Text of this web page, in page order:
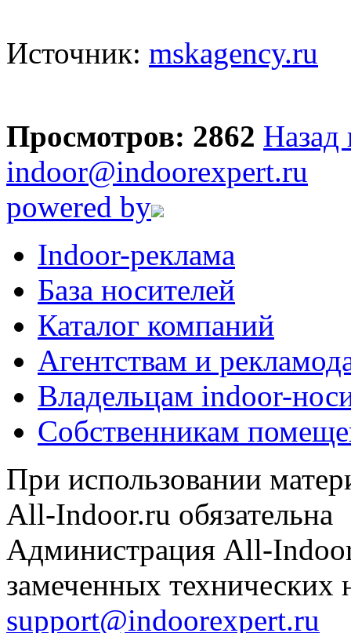
Источник: mskagency.ru
Просмотров: 2862 Назад
indoor@indoorexpert.ru
powered by
Indoor-реклама
База носителей
Каталог компаний
Агентствам и
Владельцам indoor-
Собственникам
При использовании
All-Indoor.ru обязательна
Администрация All-
замеченных технических
support@indoorexpert.ru